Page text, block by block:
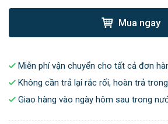
Mua ngay
Miễn phí vận chuyển cho tất cả đơn
Không cần trả lại rắc rối, hoàn trả
Giao hàng vào ngày hôm sau trong